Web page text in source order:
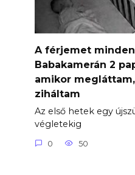
A férjemet
Babakamerán 2
amikor
ziháltam
Az első hetek egy
végletekig
0 50